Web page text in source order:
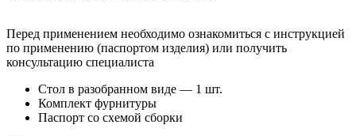
Перед применением необходимо ознакомиться с инструкцией
по применению (паспортом изделия) или получить
консультацию специалиста
Стол в разобранном виде — 1 шт.
Комплект фурнитуры
Паспорт со схемой сборки